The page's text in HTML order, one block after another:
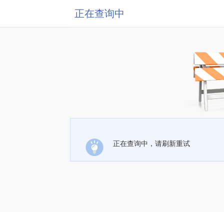
正在查询中
正在查询中，请刷新重试